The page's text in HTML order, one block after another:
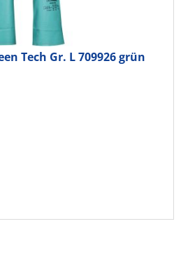
Tech Gr. L 709926 grün